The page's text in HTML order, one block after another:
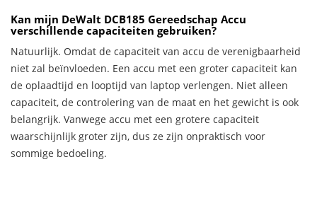
Kan mijn DeWalt DCB185 Gereedschap Accu
verschillende capaciteiten gebruiken?
Natuurlijk. Omdat de capaciteit van accu de verenigbaarheid
niet zal beïnvloeden. Een accu met een groter capaciteit kan
de oplaadtijd en looptijd van laptop verlengen. Niet alleen
capaciteit, de controlering van de maat en het gewicht is ook
belangrijk. Vanwege accu met een grotere capaciteit
waarschijnlijk groter zijn, dus ze zijn onpraktisch voor
sommige bedoeling.